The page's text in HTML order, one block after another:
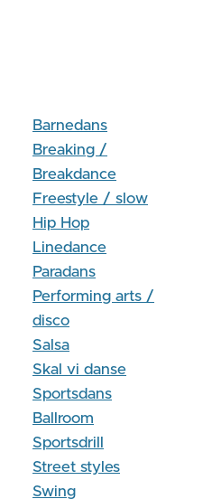
Barnedans
Breaking /
Breakdance
Freestyle / slow
Hip Hop
Linedance
Paradans
Performing arts /
disco
Salsa
Skal vi danse
Sportsdans
Ballroom
Sportsdrill
Street styles
Swing